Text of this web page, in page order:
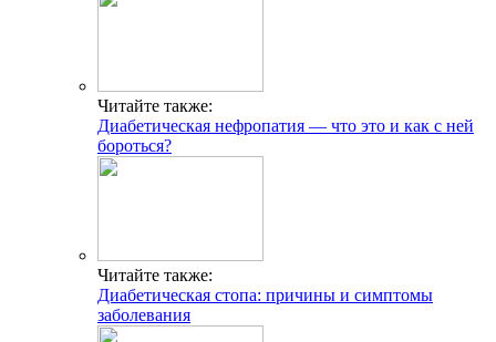
Читайте также:
Диабетическая нефропатия — что это и как с ней
бороться?
Читайте также:
Диабетическая стопа: причины и симптомы
заболевания